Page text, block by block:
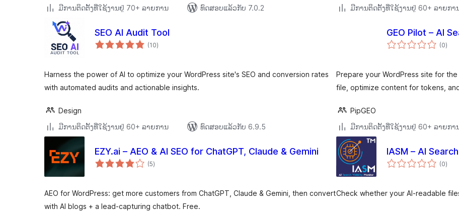
ມີການຕິດຕັ້ງທີ່ໃຊ້ງານຢູ່ 70+ ລາຍການ
ທົດສອບແລ້ວກັບ 7.0.2
ມີການຕິດຕັ້ງທີ່ໃຊ້ງານຢູ່ 60+ ລາຍກາ
SEO AI Audit Tool
(10ຄະແນນ
ທັງໝົດ
)
Harness the power of AI to optimize your WordPress site's SEO and conversion rates
with automated audits and actionable insights.
Design
ມີການຕິດຕັ້ງທີ່ໃຊ້ງານຢູ່ 60+ ລາຍການ
ທົດສອບແລ້ວກັບ 6.9.5
GEO Pilot – AI
(0ຄະແ
ທັງໝົດ
)
Prepare your WordPress site for
file, optimize content for tokens,
PipGEO
ມີການຕິດຕັ້ງທີ່ໃຊ້ງານຢູ່ 60+ ລາຍກາ
EZY.ai – AEO & AI SEO for ChatGPT, Claude & Gemini
(5ຄະແນນ
ທັງໝົດ
)
AEO for WordPress: get more customers from ChatGPT, Claude & Gemini, then convert
with AI blogs + a lead-capturing chatbot. Free.
IASM – AI
(0ຄະແ
ທັງໝົດ
)
Check whether your AI-readable